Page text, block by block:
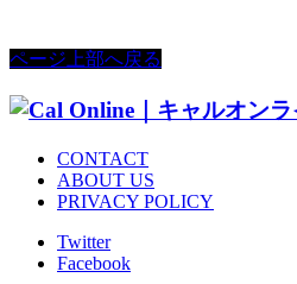
ページ上部へ戻る
CONTACT
ABOUT US
PRIVACY POLICY
Twitter
Facebook